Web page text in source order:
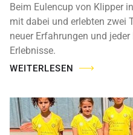
Beim Eulencup von Klipper
mit dabei und erlebten zwei
neuer Erfahrungen und
Erlebnisse.
WEITERLESEN